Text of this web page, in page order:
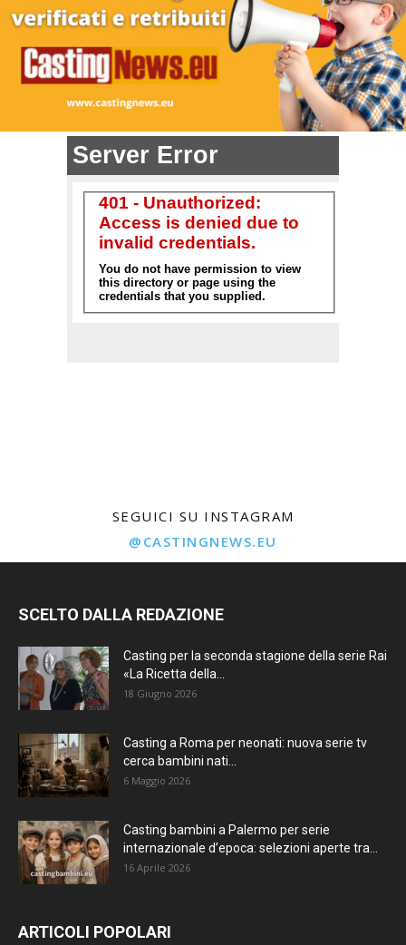
SEGUICI SU INSTAGRAM
@CASTINGNEWS.EU
SCELTO DALLA REDAZIONE
Casting per la seconda stagione della serie Rai
«La Ricetta della...
18 Giugno 2026
Casting a Roma per neonati: nuova serie tv
cerca bambini nati...
6 Maggio 2026
Casting bambini a Palermo per serie
internazionale d’epoca: selezioni aperte tra...
16 Aprile 2026
ARTICOLI POPOLARI